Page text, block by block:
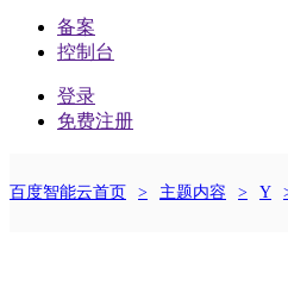
备案
控制台
登录
免费注册
最
百度智能云首页 主题内容 Y